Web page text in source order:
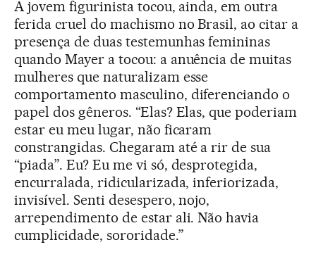
A jovem figurinista tocou, ainda, em outra
ferida cruel do machismo no Brasil, ao citar a
presença de duas testemunhas femininas
quando Mayer a tocou: a anuência de muitas
mulheres que naturalizam esse
comportamento masculino, diferenciando o
papel dos gêneros. “Elas? Elas, que poderiam
estar eu meu lugar, não ficaram
constrangidas. Chegaram até a rir de sua
“piada”. Eu? Eu me vi só, desprotegida,
encurralada, ridicularizada, inferiorizada,
invisível. Senti desespero, nojo,
arrependimento de estar ali. Não havia
cumplicidade, sororidade.”